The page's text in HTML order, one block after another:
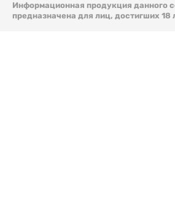
Информационная продукция данного
предназначена для лиц, достигших 18